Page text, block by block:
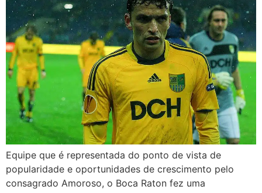
Equipe que é representada do ponto de vista de
popularidade e oportunidades de crescimento pelo
consagrado Amoroso, o Boca Raton fez uma